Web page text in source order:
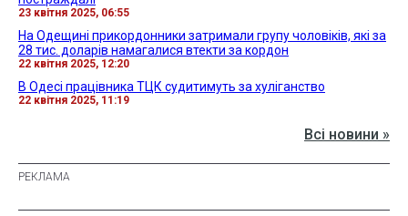
23 квітня 2025, 06:55
На Одещині прикордонники затримали групу чоловіків, які за
28 тис. доларів намагалися втекти за кордон
22 квітня 2025, 12:20
В Одесі працівника ТЦК судитимуть за хуліганство
22 квітня 2025, 11:19
Всі новини »